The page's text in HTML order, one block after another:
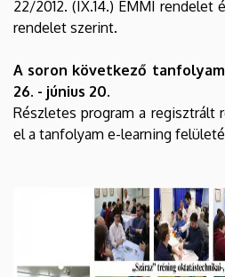
22/2012. (IX.14.) EMMI rendelet
rendelet szerint.
A soron következő
26. - június 20.
Részletes program a regisztrált
el a tanfolyam e-learning